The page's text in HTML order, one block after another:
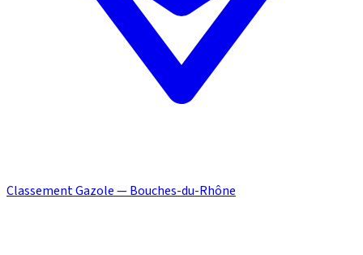
Classement Gazole — Bouches-du-Rhône